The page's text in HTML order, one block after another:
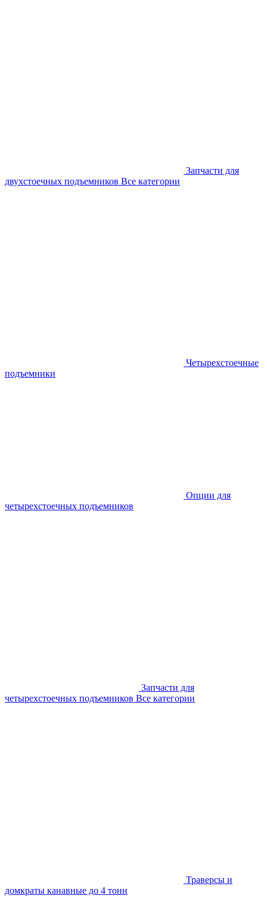
Запчасти для
двухстоечных подъемников Все категории
Четырехстоечные
подъемники
Опции для
четырехстоечных подъемников
Запчасти для
четырехстоечных подъемников Все категории
Траверсы и
домкраты канавные до 4 тонн